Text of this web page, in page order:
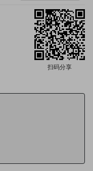
扫码分享